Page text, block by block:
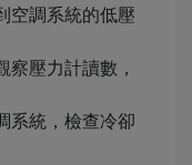
空調系統的低壓
察壓力計讀數，
系統，檢查冷卻